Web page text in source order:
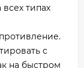
типах
с
на быстром